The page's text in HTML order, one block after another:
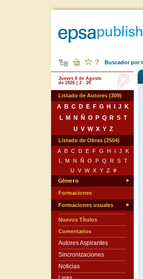
Buscador por
Jueves 6 de Agosto
de 2026 | 2 : 20
Listado de Autores (309)
A B C D E F G H J
K
L
M N Ñ O P Q R S T
U V W X Y Z
Listado de Obras (2504)
A
B C D E F G H I J
K
L
M N Ñ O P Q R S T
U
V W X Y Z #
Formaciones
Formaciones usuales
Nuevos Títulos
Comentarios
Autores Aspirantes
Sincronizaciones
Noticias